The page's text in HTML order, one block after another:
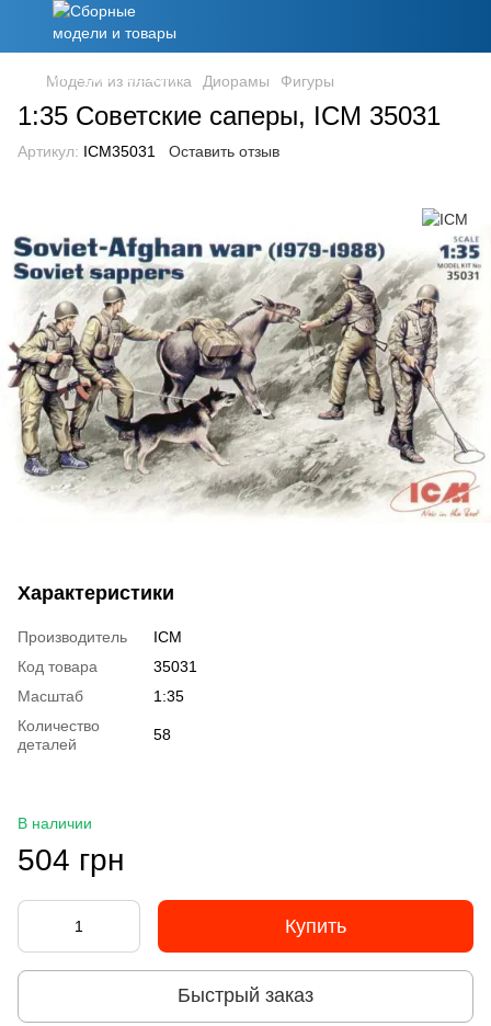
Модели из пластика Диорамы Фигуры
1:35 Советские саперы, ICM 35031
Артикул: ICM35031 Оставить отзыв
Характеристики
Производитель
ICM
Код товара
35031
Масштаб
1:35
Количество
деталей
58
В наличии
504 грн
Купить
Быстрый заказ